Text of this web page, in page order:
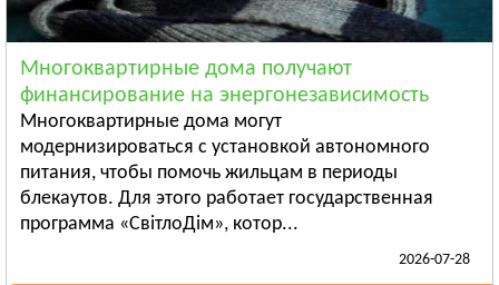
Ананьев
Арциз
Балта
ПОЛТАВСКАЯ ОБЛАСТЬ
Гадяч
Глобино
Многоквартирные дома получают
финансирование на энергонезависимость
Многоквартирные дома могут
модернизироваться с установкой автономного
питания, чтобы помочь жильцам в периоды
блекаутов. Для этого работает государственная
программа «СвітлоДім», котор...
2026-07-28